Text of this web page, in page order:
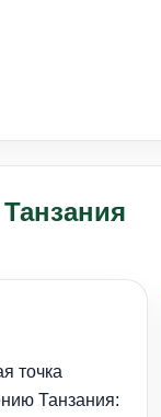
точка
Танзания: